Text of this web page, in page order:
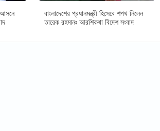
আসনে
বাংলাদেশের প্রধানমন্ত্রী হিসেবে শপথ নিলেন
তারেক রহমানঃ আরশিকথা বিদেশ সংবাদ